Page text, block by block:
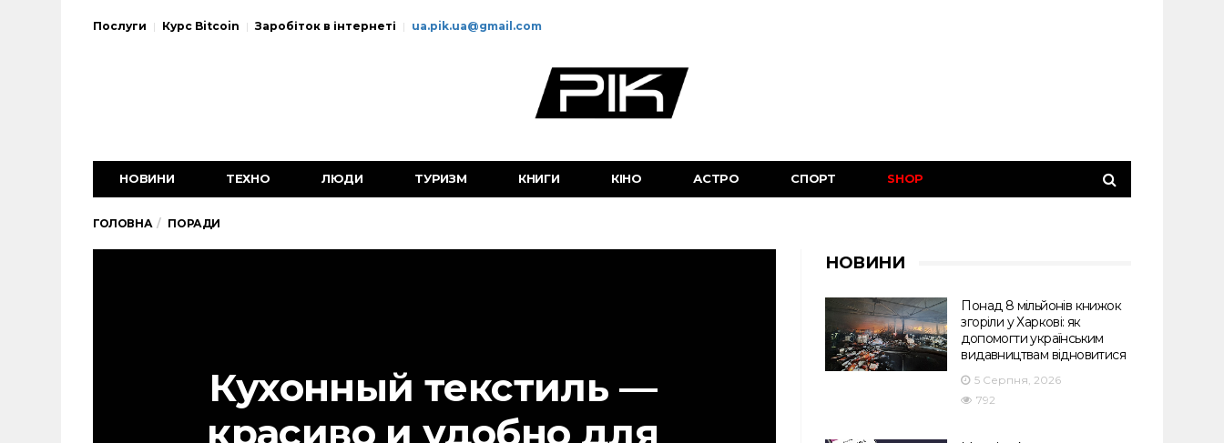
Послуги Курс Bitcoin Заробіток в інтернеті ua.pik.ua@gmail.com
НОВИНИ ТЕХНО ЛЮДИ ТУРИЗМ КНИГИ КІНО АСТРО СПОРТ SHOP
ГОЛОВНА ПОРАДИ
Кухонный текстиль —
красиво и удобно для
НОВИНИ
Понад 8 мільйонів книжок
згоріли у Харкові: як
допомогти українським
видавництвам відновитися
5 Серпня, 2026
792